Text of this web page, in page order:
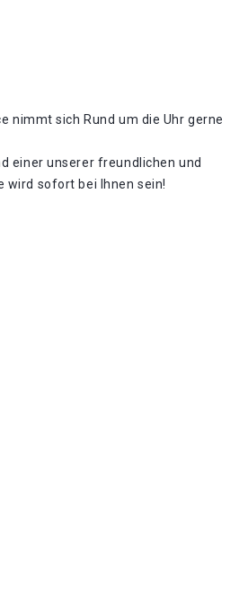
nimmt sich Rund um die Uhr gerne
einer unserer freundlichen und
wird sofort bei Ihnen sein!